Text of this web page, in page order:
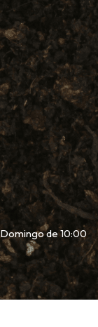
de 10:00